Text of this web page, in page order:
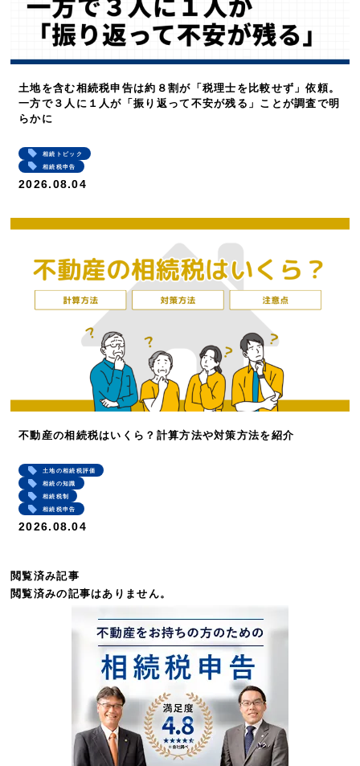
土地を含む相続税申告は約８割が「税理士を比較せず」依頼。
一方で３人に１人が「振り返って不安が残る」ことが調査で明
らかに
相続トピック
相続税申告
2026.08.04
不動産の相続税はいくら？計算方法や対策方法を紹介
土地の相続税評価
相続の知識
相続税制
相続税申告
2026.08.04
閲覧済み記事
閲覧済みの記事はありません。